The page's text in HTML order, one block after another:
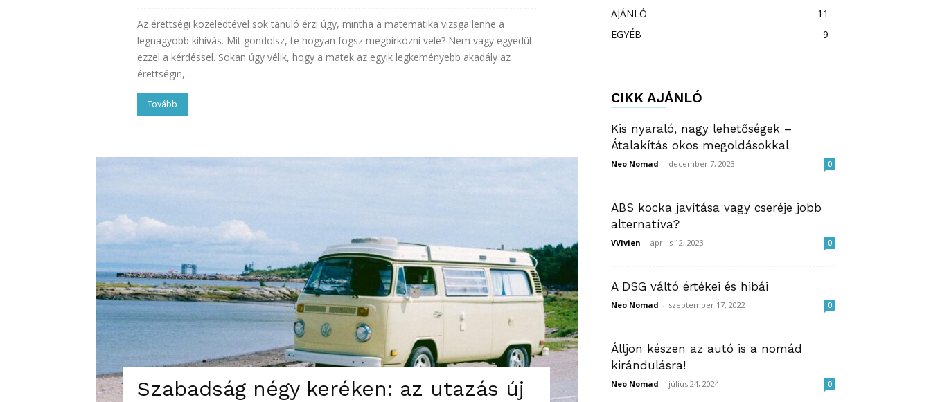
Az érettségi közeledtével sok tanuló érzi úgy, mintha a matematika vizsga lenne a
legnagyobb kihívás. Mit gondolsz, te hogyan fogsz megbirkózni vele? Nem vagy egyedül
ezzel a kérdéssel. Sokan úgy vélik, hogy a matek az egyik legkeményebb akadály az
érettségin,...
Tovább
Szabadság négy keréken: az utazás új
AJÁNLÓ
11
EGYÉB
9
CIKK AJÁNLÓ
Kis nyaraló, nagy lehetőségek –
Átalakítás okos megoldásokkal
Neo Nomad - december 7, 2023 0
ABS kocka javítása vagy cseréje jobb
alternatíva?
VVivien - április 12, 2023 0
A DSG váltó értékei és hibái
Neo Nomad - szeptember 17, 2022 0
Álljon készen az autó is a nomád
kirándulásra!
Neo Nomad - július 24, 2024 0